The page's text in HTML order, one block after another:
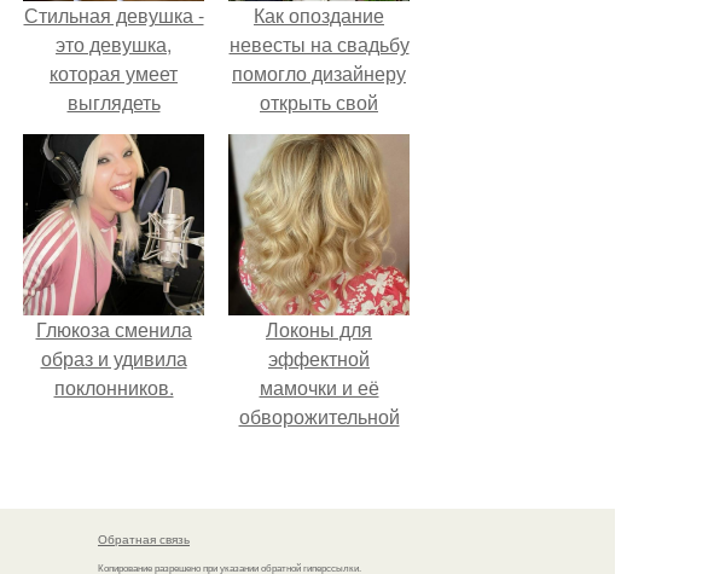
Стильная девушка -
это девушка,
которая умеет
выглядеть
привлекательно и
элегантно в любои
ситуации.
Как опоздание
невесты на свадьбу
помогло дизайнеру
открыть свой
бренд.
Глюкоза сменила
образ и удивила
поклонников.
Локоны для
эффектной
мамочки и её
обворожительной
Обратная связь
Копирование разрешено при указании обратной гиперссылки.